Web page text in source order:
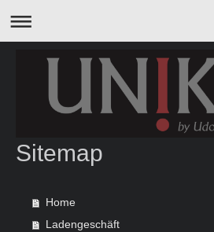
Sitemap
Home
Ladengeschäft